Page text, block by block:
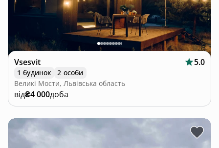
Vsesvit 5.0
1 будинок
2 особи
Великі Мости, Львівська область
від₴4 000доба